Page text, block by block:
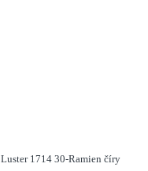
Luster 1714 30-Ramien číry